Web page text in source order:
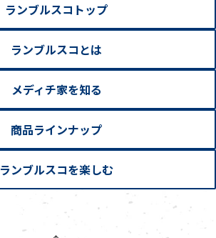
ランブルスコトップ
ランブルスコとは
メディチ家を知る
商品ラインナップ
ランブルスコを楽しむ